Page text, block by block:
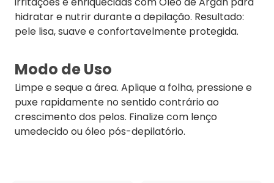
hidratar e nutrir durante a depilação. Resultado:
pele lisa, suave e confortavelmente protegida.
Modo de Uso
Limpe e seque a área. Aplique a folha, pressione e
puxe rapidamente no sentido contrário ao
crescimento dos pelos. Finalize com lenço
umedecido ou óleo pós-depilatório.